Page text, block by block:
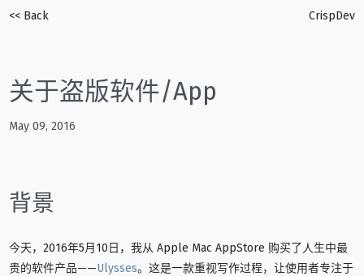
CrispDev
<< Back
关于盗版软件/App
May 09, 2016
背景
今天，2016年5月10日，我从 Apple Mac AppStore 购买了人生中最
贵的软件产品——Ulysses。这是一款重视写作过程，让使用者专注于